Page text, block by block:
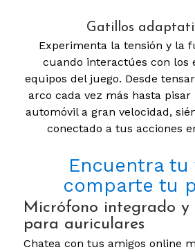
Gatillos
Experimenta la tensión y la
cuando interactúes con los
equipos del juego. Desde
arco cada vez más hasta
automóvil a gran velocidad,
conectado a tus acciones
Encuentra tu
comparte tu
Micrófono integrado y
para auriculares
Chatea con tus amigos online